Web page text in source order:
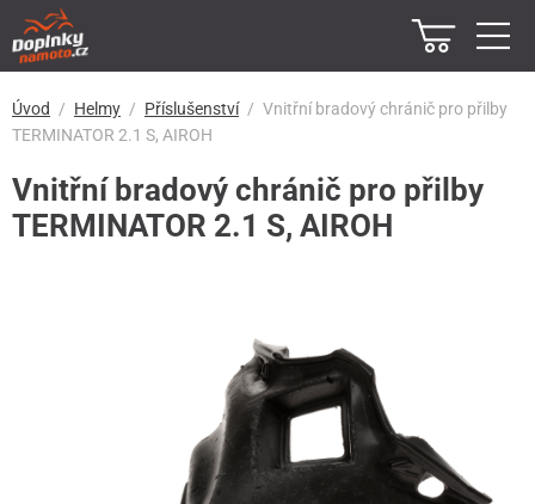
Úvod Helmy Příslušenství
Vnitřní bradový chránič pro přilby
TERMINATOR 2.1 S, AIROH
Vnitřní bradový chránič pro přilby
TERMINATOR 2.1 S, AIROH